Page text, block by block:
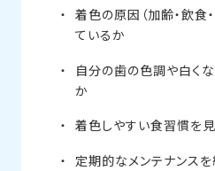
着色の原因（加齢・飲食
ているか
自分の歯の色調や白く
か
着色しやすい食習慣を
定期的なメンテナンス